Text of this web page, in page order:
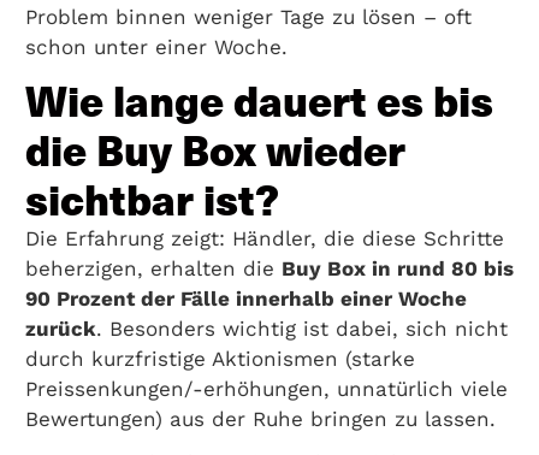
Problem binnen weniger Tage zu lösen – oft
schon unter einer Woche.
Wie lange dauert es bis
die Buy Box wieder
sichtbar ist?
Die Erfahrung zeigt: Händler, die diese Schritte
beherzigen, erhalten die Buy Box in rund 80 bis
90 Prozent der Fälle innerhalb einer Woche
zurück. Besonders wichtig ist dabei, sich nicht
durch kurzfristige Aktionismen (starke
Preissenkungen/-erhöhungen, unnatürlich viele
Bewertungen) aus der Ruhe bringen zu lassen.